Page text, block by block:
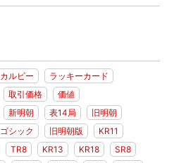
カルビー
ラッキーカード
取引価格
価値
新明朝 表14局
旧明朝
ゴシック 旧明朝版
KR11
TR8 KR13 KR18
SR8